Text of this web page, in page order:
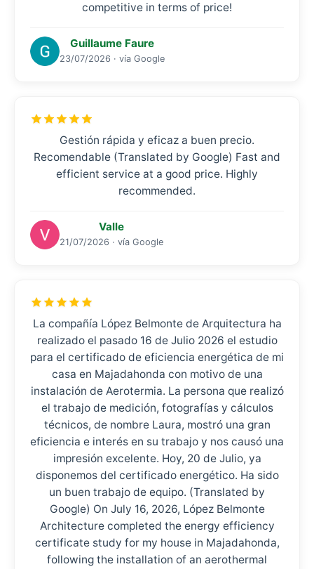
competitive in terms of price!
Guillaume Faure
23/07/2026 · vía Google
Gestión rápida y eficaz a buen precio.
Recomendable (Translated by Google) Fast and
efficient service at a good price. Highly
recommended.
Valle
21/07/2026 · vía Google
La compañía López Belmonte de Arquitectura ha
realizado el pasado 16 de Julio 2026 el estudio
para el certificado de eficiencia energética de mi
casa en Majadahonda con motivo de una
instalación de Aerotermia. La persona que realizó
el trabajo de medición, fotografías y cálculos
técnicos, de nombre Laura, mostró una gran
eficiencia e interés en su trabajo y nos causó una
impresión excelente. Hoy, 20 de Julio, ya
disponemos del certificado energético. Ha sido
un buen trabajo de equipo. (Translated by
Google) On July 16, 2026, López Belmonte
Architecture completed the energy efficiency
certificate study for my house in Majadahonda,
following the installation of an aerothermal